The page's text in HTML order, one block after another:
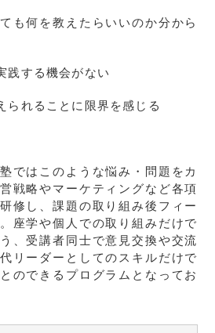
も何を教えたらいいのか分から
践する機会がない
られることに限界を感じる
ではこのような悩み・問題をカ
戦略やマーケティングなど各項
修し、課題の取り組み後フィー
座学や個人での取り組みだけで
、受講者同士で意見交換や交流
リーダーとしてのスキルだけで
のできるプログラムとなってお